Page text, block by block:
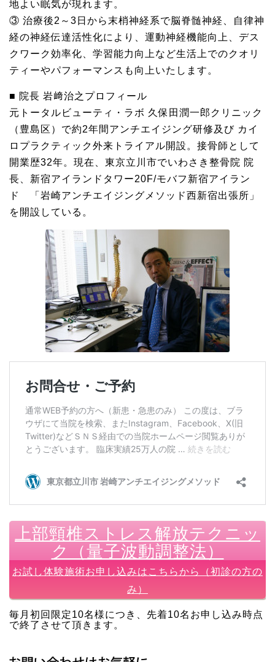
地よい眠気が現れます。
③ 治療後2～3日から末梢神経系で脳脊髄神経、自律神
経の神経伝達活性化により、運動神経機能向上、デス
クワーク効率化、学習能力向上など生活上でのクオリ
ティーやパフォーマンスも向上いたします。
■ 院長 岩﨑治之プロフィール
元トータルビューティ・ラボ 久保田潤一郎クリニック
（豊島区）で約2年間アンチエイジング研修及び カイ
ロプラクティック外来トライアル開設。接骨師として
開業歴32年。現在、東京立川市でいわさき整骨院 院
長、新宿アイランドタワー20F/モバフ新宿アイラン
ド 「岩崎アンチエイジングメソッド西新宿出張所」
を開設している。
上部頸椎ストレス解放テクニッ
ク（量子波動調整法）
お試し体験施術お申し込みはこちらから（初診の方の
み）
毎月初回限定10名様につき、先着10名お申し込み時点
で終了させて頂きます。